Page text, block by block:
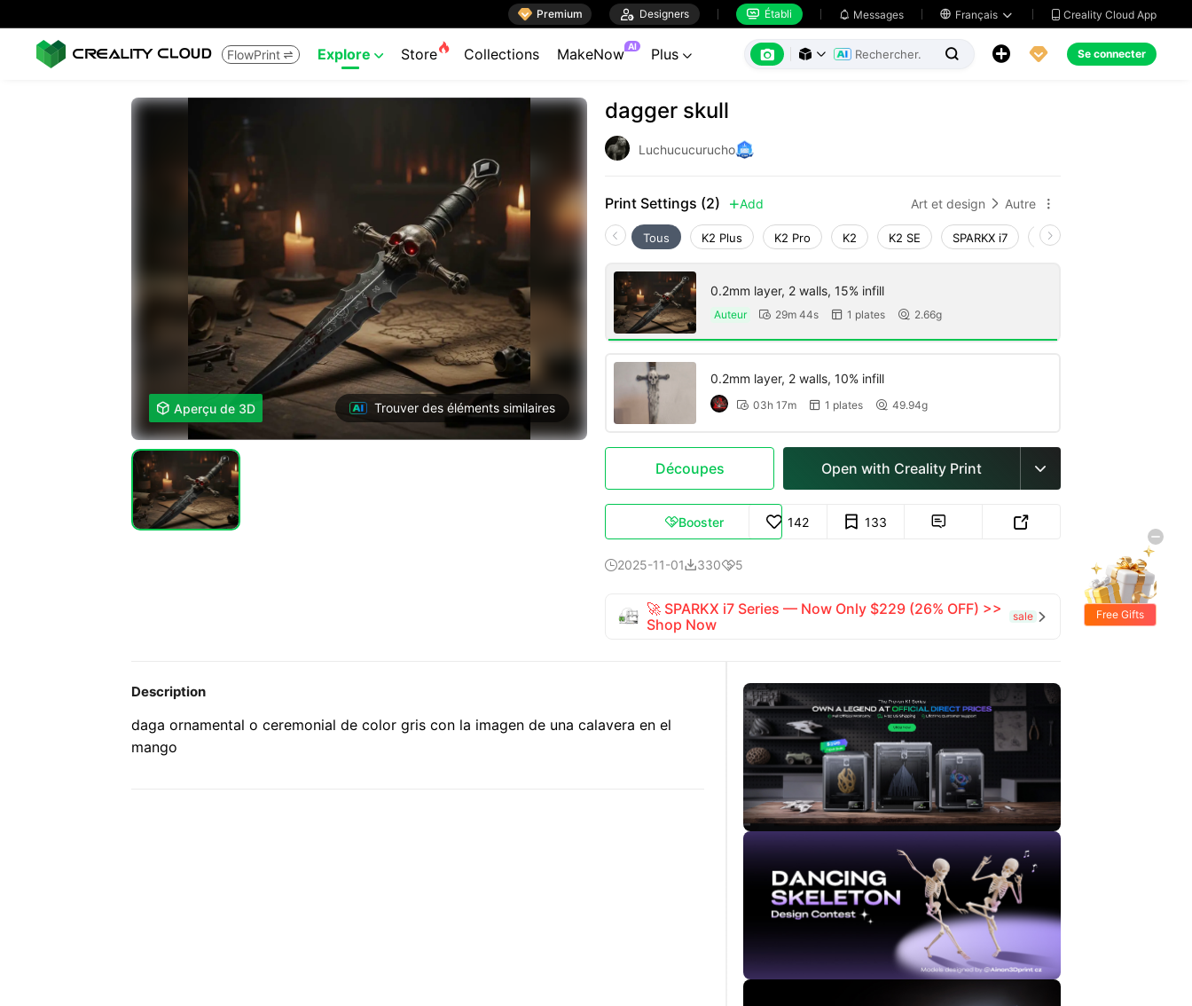
 Premium  Designers  Établi  Messages  Français   Creality Cloud App
FlowPrint  Explore  Store Collections MakeNow AI Plus        Se connecter
 Aperçu de 3D Trouver des éléments similaires
dagger skull
Luchucucurucho
Print Settings (2) Add Art et design  Autre 
Tous K2 Plus K2 Pro K2 K2 SE SPARKX i7 Creality Hi
0.2mm layer, 2 walls, 15% infill
Auteur  29m 44s  1 plates  2.66g
0.2mm layer, 2 walls, 10% infill
 03h 17m  1 plates  49.94g
Découpes Open with Creality Print 
Booster 142 133  
2025-11-013305
🚀 SPARKX i7 Series — Now Only $229 (26% OFF) >>
Shop Now
sale 
Description
daga ornamental o ceremonial de color gris con la imagen de una calavera en el
mango
Free Gifts